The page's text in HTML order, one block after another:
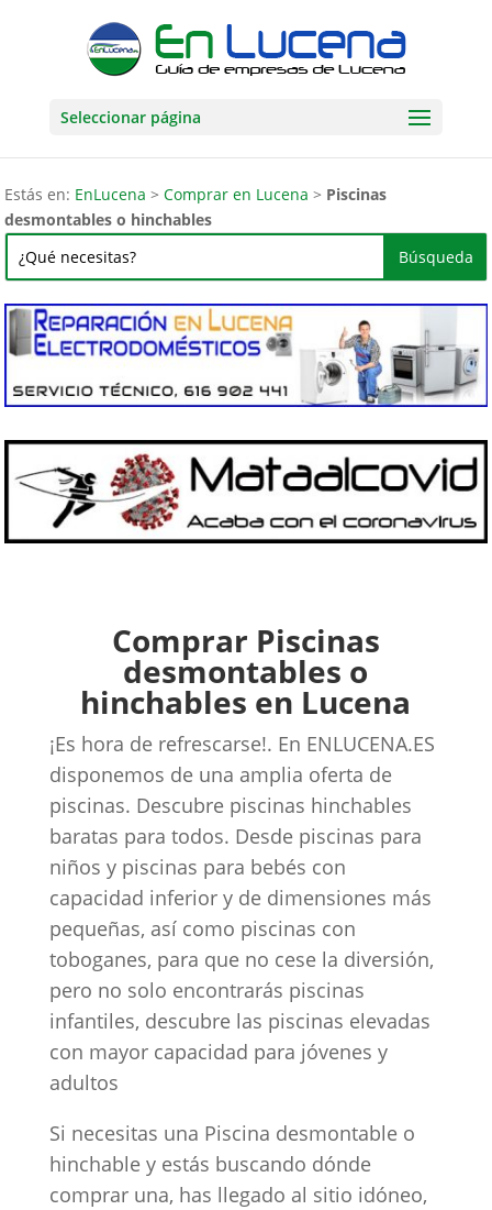
Seleccionar página
Estás en: EnLucena >Comprar en Lucena > Piscinas
desmontables o hinchables
Comprar Piscinas
desmontables o
hinchables en Lucena
¡Es hora de refrescarse!. En ENLUCENA.ES
disponemos de una amplia oferta de
piscinas. Descubre piscinas hinchables
baratas para todos. Desde piscinas para
niños y piscinas para bebés con
capacidad inferior y de dimensiones más
pequeñas, así como piscinas con
toboganes, para que no cese la diversión,
pero no solo encontrarás piscinas
infantiles, descubre las piscinas elevadas
con mayor capacidad para jóvenes y
adultos
Si necesitas una Piscina desmontable o
hinchable y estás buscando dónde
comprar una, has llegado al sitio idóneo,